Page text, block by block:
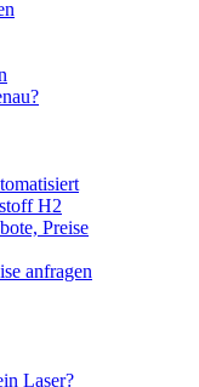
H2
Preise
anfragen
Laser?